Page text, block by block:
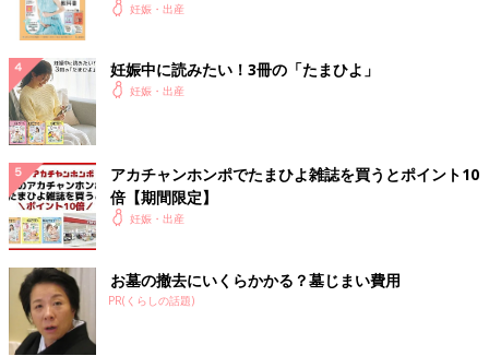
妊娠・出産
妊娠中に読みたい！3冊の「たまひよ」
妊娠・出産
アカチャンホンポでたまひよ雑誌を買うとポイント10
倍【期間限定】
妊娠・出産
お墓の撤去にいくらかかる？墓じまい費用
PR(くらしの話題)